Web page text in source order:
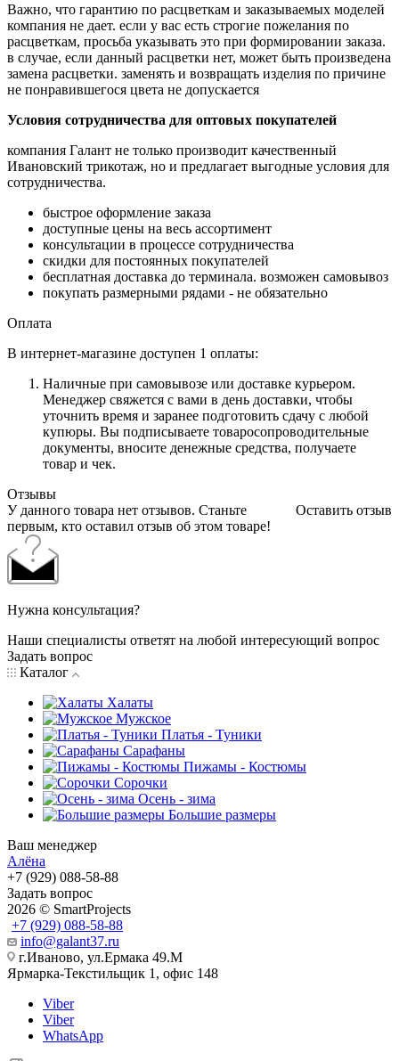
Важно, что гарантию по расцветкам и заказываемых моделей
компания не дает. если у вас есть строгие пожелания по
расцветкам, просьба указывать это при формировании заказа.
в случае, если данный расцветки нет, может быть произведена
замена расцветки. заменять и возвращать изделия по причине
не понравившегося цвета не допускается
Условия сотрудничества для оптовых покупателей
компания Галант не только производит качественный
Ивановский трикотаж, но и предлагает выгодные условия для
сотрудничества.
быстрое оформление заказа
доступные цены на весь ассортимент
консультации в процессе сотрудничества
скидки для постоянных покупателей
бесплатная доставка до терминала. возможен самовывоз
покупать размерными рядами - не обязательно
Оплата
В интернет-магазине доступен 1 оплаты:
Наличные при самовывозе или доставке курьером.
Менеджер свяжется с вами в день доставки, чтобы
уточнить время и заранее подготовить сдачу с любой
купюры. Вы подписываете товаросопроводительные
документы, вносите денежные средства, получаете
товар и чек.
Отзывы
Оставить отзыв
У данного товара нет отзывов. Станьте
первым, кто оставил отзыв об этом товаре!
Нужна консультация?
Наши специалисты ответят на любой интересующий вопрос
Задать вопрос
Каталог
Халаты
Мужское
Платья - Туники
Сарафаны
Пижамы - Костюмы
Сорочки
Oсень - зима
Большие размеры
Ваш менеджер
Алёна
+7 (929) 088-58-88
Задать вопрос
2026 © SmartProjects
+7 (929) 088-58-88
info@galant37.ru
г.Иваново, ул.Ермака 49.M
Ярмарка-Текстильщик 1, офис 148
Viber
Viber
WhatsApp